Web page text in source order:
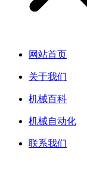
网站首页
关于我们
机械百科
机械自动化
联系我们